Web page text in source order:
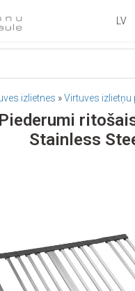
LV
izlietnes »Virtuves izlietņu
Stainless